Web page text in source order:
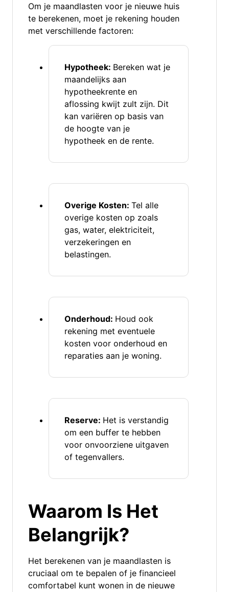
Om je maandlasten voor je nieuwe huis
te berekenen, moet je rekening houden
met verschillende factoren:
Hypotheek: Bereken wat je
maandelijks aan
hypotheekrente en
aflossing kwijt zult zijn. Dit
kan variëren op basis van
de hoogte van je
hypotheek en de rente.
Overige Kosten: Tel alle
overige kosten op zoals
gas, water, elektriciteit,
verzekeringen en
belastingen.
Onderhoud: Houd ook
rekening met eventuele
kosten voor onderhoud en
reparaties aan je woning.
Reserve: Het is verstandig
om een buffer te hebben
voor onvoorziene uitgaven
of tegenvallers.
Waarom Is Het
Belangrijk?
Het berekenen van je maandlasten is
cruciaal om te bepalen of je financieel
comfortabel kunt wonen in de nieuwe